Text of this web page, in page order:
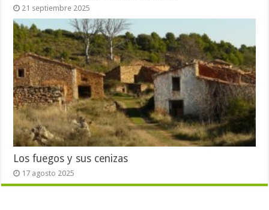
21 septiembre 2025
Los fuegos y sus cenizas
17 agosto 2025